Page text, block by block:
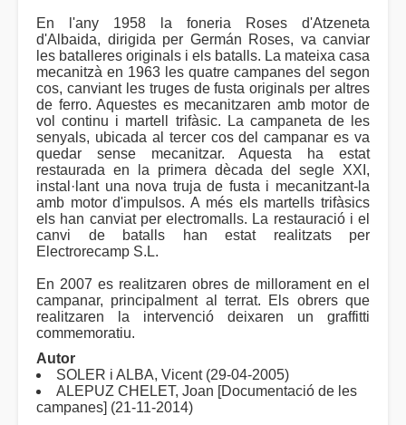
En l'any 1958 la foneria Roses d'Atzeneta
d'Albaida, dirigida per Germán Roses, va canviar
les batalleres originals i els batalls. La mateixa casa
mecanitzà en 1963 les quatre campanes del segon
cos, canviant les truges de fusta originals per altres
de ferro. Aquestes es mecanitzaren amb motor de
vol continu i martell trifàsic. La campaneta de les
senyals, ubicada al tercer cos del campanar es va
quedar sense mecanitzar. Aquesta ha estat
restaurada en la primera dècada del segle XXI,
instal·lant una nova truja de fusta i mecanitzant-la
amb motor d'impulsos. A més els martells trifàsics
els han canviat per electromalls. La restauració i el
canvi de batalls han estat realitzats per
Electrorecamp S.L.
En 2007 es realitzaren obres de millorament en el
campanar, principalment al terrat. Els obrers que
realitzaren la intervenció deixaren un graffitti
commemoratiu.
Autor
SOLER i ALBA, Vicent (29-04-2005)
ALEPUZ CHELET, Joan [Documentació de les
campanes] (21-11-2014)